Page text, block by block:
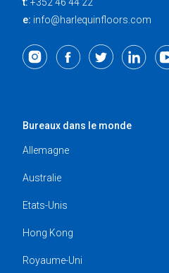
t: +352 46 44 22
e: info@harlequinfloors.com
Bureaux dans le monde
Allemagne
Australie
Etats-Unis
Hong Kong
Royaume-Uni